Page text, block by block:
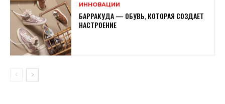
ИННОВАЦИИ
БАРРАКУДА — ОБУВЬ, КОТОРАЯ СОЗДАЕТ
НАСТРОЕНИЕ